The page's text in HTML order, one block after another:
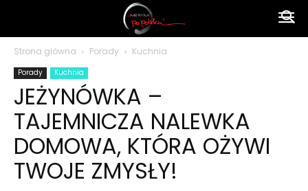
polsku
Strona główna Porady Kuchnia
Porady Kuchnia
JEŻYNÓWKA –
TAJEMNICZA NALEWKA
DOMOWA, KTÓRA OŻYWI
TWOJE ZMYSŁY!